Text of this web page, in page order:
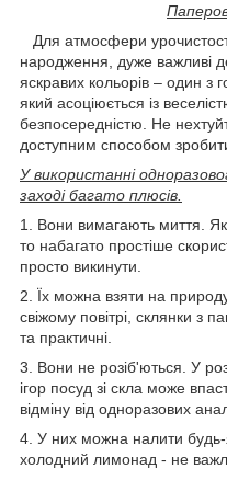
Для атмосфери
народження, дуже важливі
яскравих кольорів – один з
який асоціюється із
безпосередністю. Не
доступним способом
У використанні
заході багато плюсів.
1. Вони вимагають миття.
то набагато простіше
просто викинути.
2. Їх можна взяти на
свіжому повітрі, склянки з
та практичні.
3. Вони не розіб'ються. У
ігор посуд зі скла може
відміну від одноразових
4. У них можна налити
холодний лимонад - не